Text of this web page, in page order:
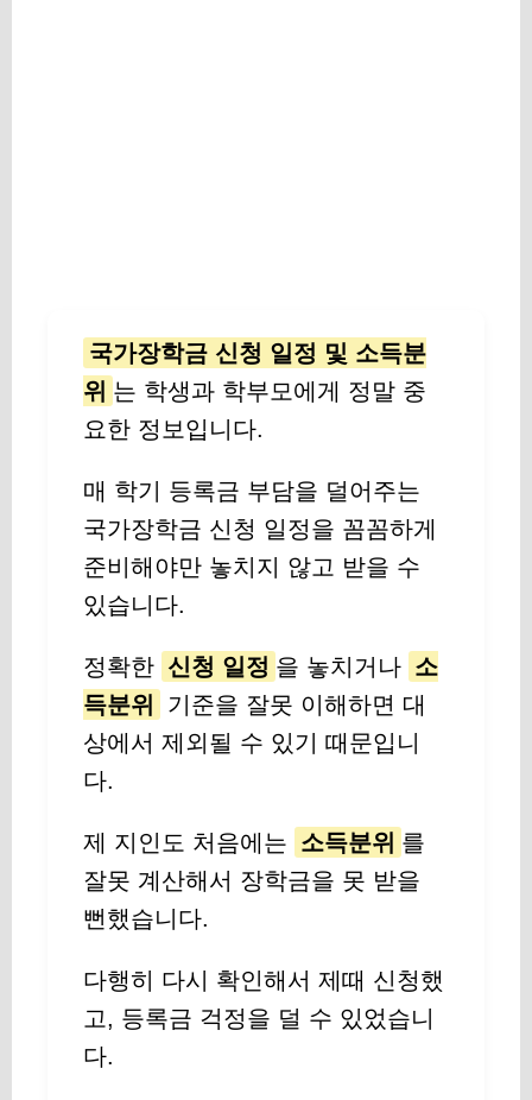
국가장학금 신청 일정 및 소득분
위 는 학생과 학부모에게 정말 중
요한 정보입니다.
매 학기 등록금 부담을 덜어주는
국가장학금 신청 일정을 꼼꼼하게
준비해야만 놓치지 않고 받을 수
있습니다.
정확한 신청 일정 을 놓치거나 소
득분위
기준을 잘못 이해하면 대
상에서 제외될 수 있기 때문입니
다.
제 지인도 처음에는 소득분위 를
잘못 계산해서 장학금을 못 받을
뻔했습니다.
다행히 다시 확인해서 제때 신청했
고, 등록금 걱정을 덜 수 있었습니
다.